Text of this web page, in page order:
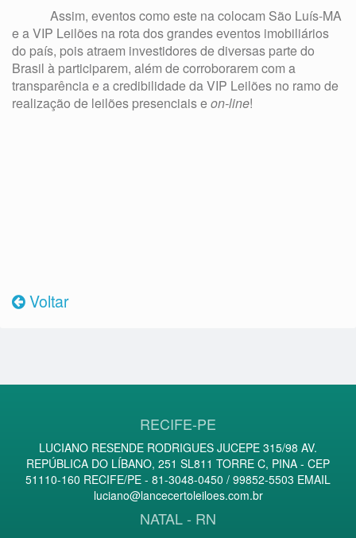
Assim, eventos como este na colocam São Luís-MA
e a VIP Leilões na rota dos grandes eventos imobiliários
do país, pois atraem investidores de diversas parte do
Brasil à participarem, além de corroborarem com a
transparência e a credibilidade da VIP Leilões no ramo de
realização de leilões presenciais eon-line!
Voltar
RECIFE-PE
LUCIANO RESENDE RODRIGUES JUCEPE 315/98 AV.
REPÚBLICA DO LÍBANO, 251 SL811 TORRE C, PINA - CEP
51110-160 RECIFE/PE - 81-3048-0450 / 99852-5503 EMAIL
luciano@lancecertoleiloes.com.br
NATAL - RN